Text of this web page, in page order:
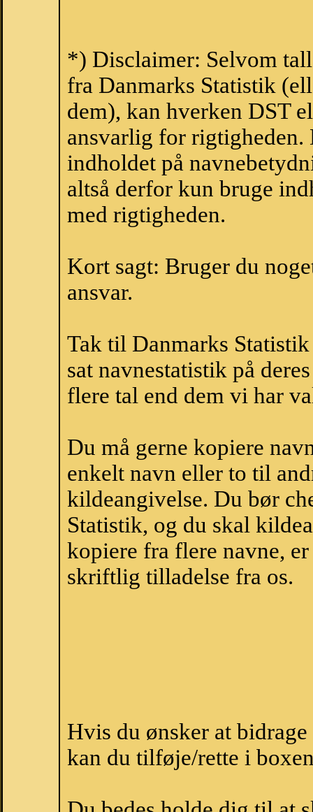
*) Disclaimer: Selvom
fra Danmarks Statistik
dem), kan hverken DST
ansvarlig for
indholdet på
altså derfor kun bruge
med rigtigheden.
Kort sagt: Bruger du
ansvar.
Tak til Danmarks
sat navnestatistik på
flere tal end dem vi har
Du må gerne kopiere
enkelt navn eller to til
kildeangivelse. Du bør
Statistik, og du skal
kopiere fra flere navne,
skriftlig tilladelse fra os.
Hvis du ønsker at
kan du tilføje/rette i